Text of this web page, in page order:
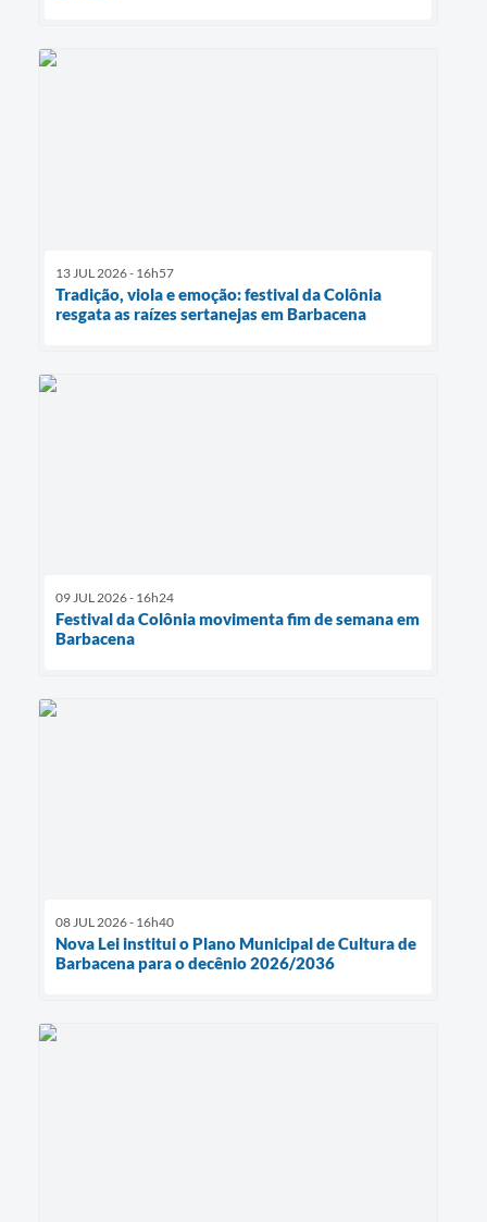
13 JUL 2026 - 16h57
Tradição, viola e emoção: festival da Colônia
resgata as raízes sertanejas em Barbacena
09 JUL 2026 - 16h24
Festival da Colônia movimenta fim de semana em
Barbacena
08 JUL 2026 - 16h40
Nova Lei institui o Plano Municipal de Cultura de
Barbacena para o decênio 2026/2036